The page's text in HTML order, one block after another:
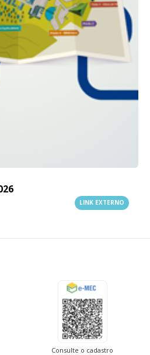
LINK EXTERNO
Consulte o cadastro